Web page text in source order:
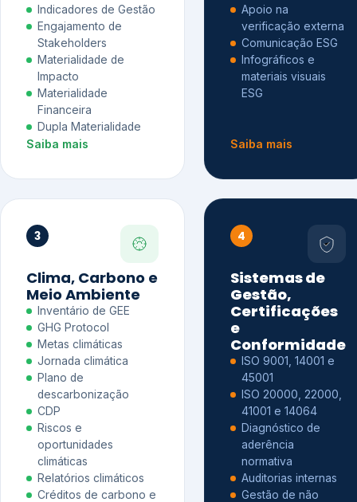
Indicadores de Gestão
Engajamento de
Stakeholders
Materialidade de
Impacto
Materialidade
Financeira
Dupla Materialidade
Saiba mais
Apoio na
verificação externa
Comunicação ESG
Infográficos e
materiais visuais
ESG
Saiba mais
3
Clima, Carbono e
Meio Ambiente
Inventário de GEE
GHG Protocol
Metas climáticas
Jornada climática
Plano de
descarbonização
CDP
Riscos e
oportunidades
climáticas
Relatórios climáticos
Créditos de carbono e
4
Sistemas de
Gestão,
Certificações
e
Conformidade
ISO 9001, 14001 e
45001
ISO 20000, 22000,
41001 e 14064
Diagnóstico de
aderência
normativa
Auditorias internas
Gestão de não